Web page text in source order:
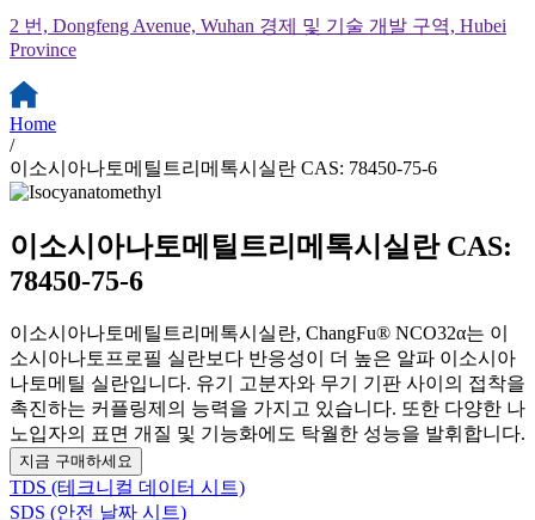
2 번, Dongfeng Avenue, Wuhan 경제 및 기술 개발 구역, Hubei
Province
Home
/
이소시아나토메틸트리메톡시실란 CAS: 78450-75-6
이소시아나토메틸트리메톡시실란 CAS:
78450-75-6
이소시아나토메틸트리메톡시실란, ChangFu® NCO32α는 이
소시아나토프로필 실란보다 반응성이 더 높은 알파 이소시아
나토메틸 실란입니다. 유기 고분자와 무기 기판 사이의 접착을
촉진하는 커플링제의 능력을 가지고 있습니다. 또한 다양한 나
노입자의 표면 개질 및 기능화에도 탁월한 성능을 발휘합니다.
지금 구매하세요
TDS (테크니컬 데이터 시트)
SDS (안전 날짜 시트)